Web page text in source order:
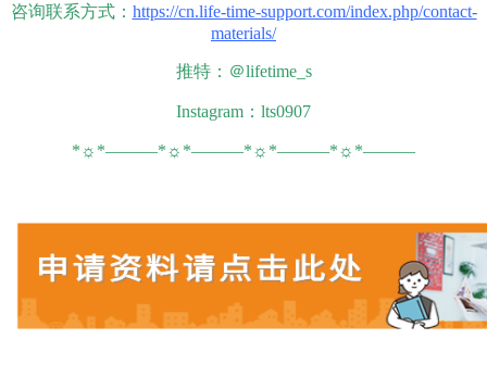
咨询联系方式： https://cn.life-time-support.com/index.php/contact-
materials/
推特：＠lifetime_s
Instagram：lts0907
*☼*———*☼*———*☼*———*☼*———